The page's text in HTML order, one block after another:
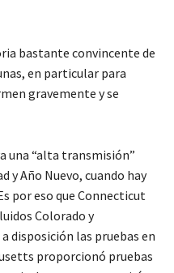
bastante convincente de
en particular para
gravemente y se
una “alta transmisión”
y Año Nuevo, cuando hay
por eso que Connecticut
Colorado y
disposición las pruebas en
proporcionó pruebas